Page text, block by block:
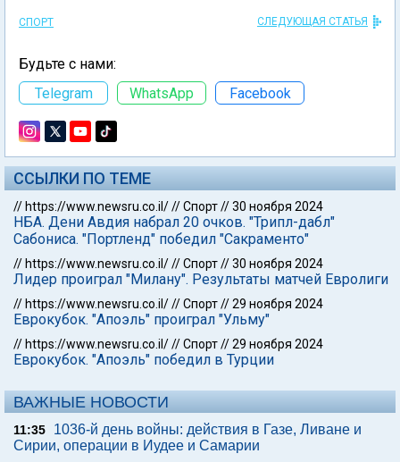
СПОРТ СЛЕДУЮЩАЯ СТАТЬЯ
Будьте с нами:
Telegram
WhatsApp Facebook
ССЫЛКИ ПО ТЕМЕ
// https://www.newsru.co.il///Спорт//30 ноября 2024
НБА. Дени Авдия набрал 20 очков. "Трипл-дабл"
Сабониса. "Портленд" победил "Сакраменто"
// https://www.newsru.co.il///Спорт//30 ноября 2024
Лидер проиграл "Милану". Результаты матчей Евролиги
// https://www.newsru.co.il///Спорт//29 ноября 2024
Еврокубок. "Апоэль" проиграл "Ульму"
// https://www.newsru.co.il///Спорт//29 ноября 2024
Еврокубок. "Апоэль" победил в Турции
ВАЖНЫЕ НОВОСТИ
11:35
1036-й день войны: действия в Газе, Ливане и
Сирии, операции в Иудее и Самарии